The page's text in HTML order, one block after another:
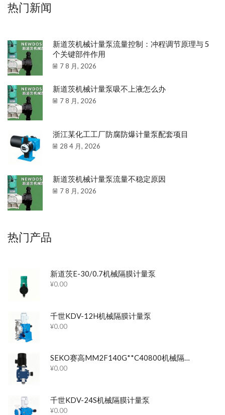
热门新闻
新道茨机械计量泵流量控制：冲程调节原理与 5
个关键部件作用
7 8 月, 2026
新道茨机械计量泵吸不上液怎么办
7 8 月, 2026
浙江某化工工厂防腐防爆计量泵配套项目
28 4 月, 2026
新道茨机械计量泵流量不稳定原因
7 8 月, 2026
热门产品
新道茨E-30/0.7机械隔膜计量泵
¥0.00
千世KDV-12H机械隔膜计量泵
¥0.00
SEKO赛高MM2F140G**C40800机械隔膜计量泵
¥0.00
千世KDV-24S机械隔膜计量泵
¥0.00